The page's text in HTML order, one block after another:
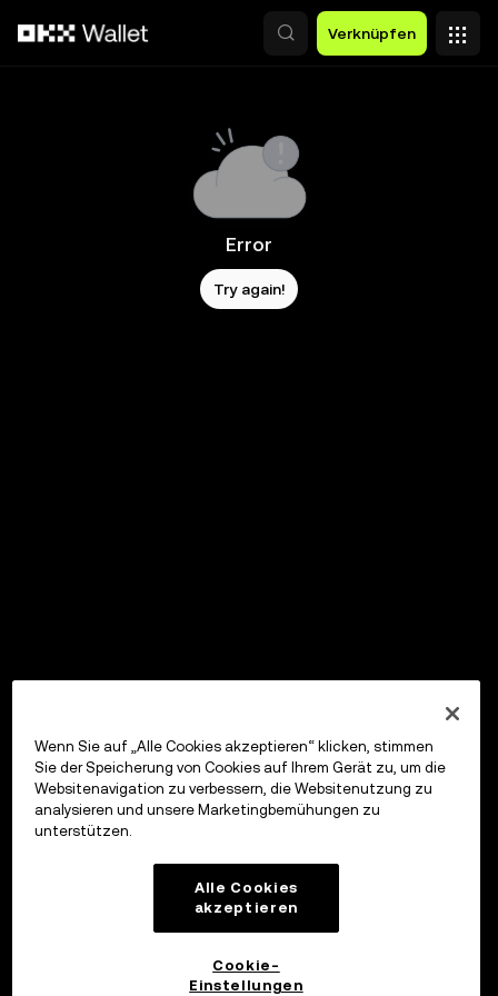
Verknüpfen
Error
Try again!
Wenn Sie auf „Alle Cookies akzeptieren“ klicken, stimmen
Sie der Speicherung von Cookies auf Ihrem Gerät zu, um die
Websitenavigation zu verbessern, die Websitenutzung zu
analysieren und unsere Marketingbemühungen zu
unterstützen.
Alle Cookies
akzeptieren
Cookie-
Einstellungen